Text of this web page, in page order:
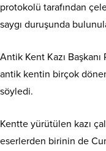
protokolü tarafından
saygı duruşunda
Antik Kent Kazı
antik kentin birçok
söyledi.
Kentte yürütülen kazı
eserlerden birinin de